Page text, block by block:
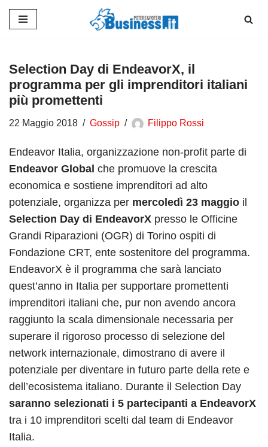
contenuto
Selection Day di EndeavorX, il
programma per gli imprenditori italiani
più promettenti
22 Maggio 2018 Gossip Filippo Rossi
Endeavor Italia, organizzazione non-profit parte di
Endeavor Global che promuove la crescita
economica e sostiene imprenditori ad alto
potenziale, organizza per mercoledì 23 maggio il
Selection Day di EndeavorX presso le Officine
Grandi Riparazioni (OGR) di Torino ospiti di
Fondazione CRT, ente sostenitore del programma.
EndeavorX è il programma che sarà lanciato
quest’anno in Italia per supportare promettenti
imprenditori italiani che, pur non avendo ancora
raggiunto la scala dimensionale necessaria per
superare il rigoroso processo di selezione del
network internazionale, dimostrano di avere il
potenziale per diventare in futuro parte della rete e
dell’ecosistema italiano. Durante il Selection Day
saranno selezionati i 5 partecipanti a EndeavorX
tra i 10 imprenditori scelti dal team di Endeavor
Italia.